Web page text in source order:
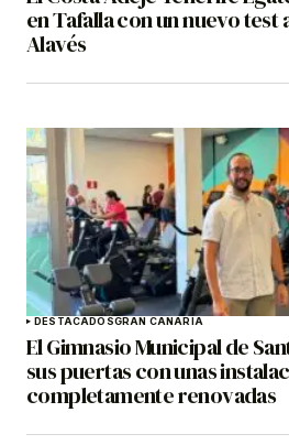
en Tafalla con un nuevo
Alavés
DESTACADOSGRAN CANARIA
El Gimnasio Municipal de
sus puertas con unas
completamente renovadas